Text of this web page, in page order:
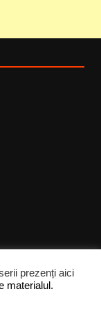
prezenți aici
materialul.